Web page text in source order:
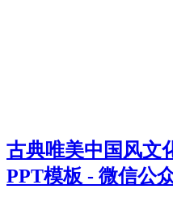
古典唯美中国风文
PPT模板 - 微信公